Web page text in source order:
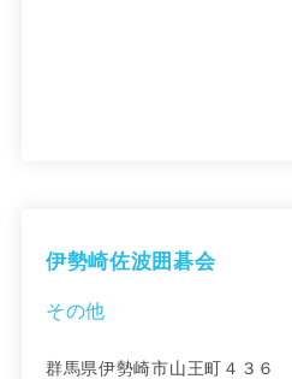
伊勢崎佐波囲碁会
その他
群馬県伊勢崎市山王町４３６